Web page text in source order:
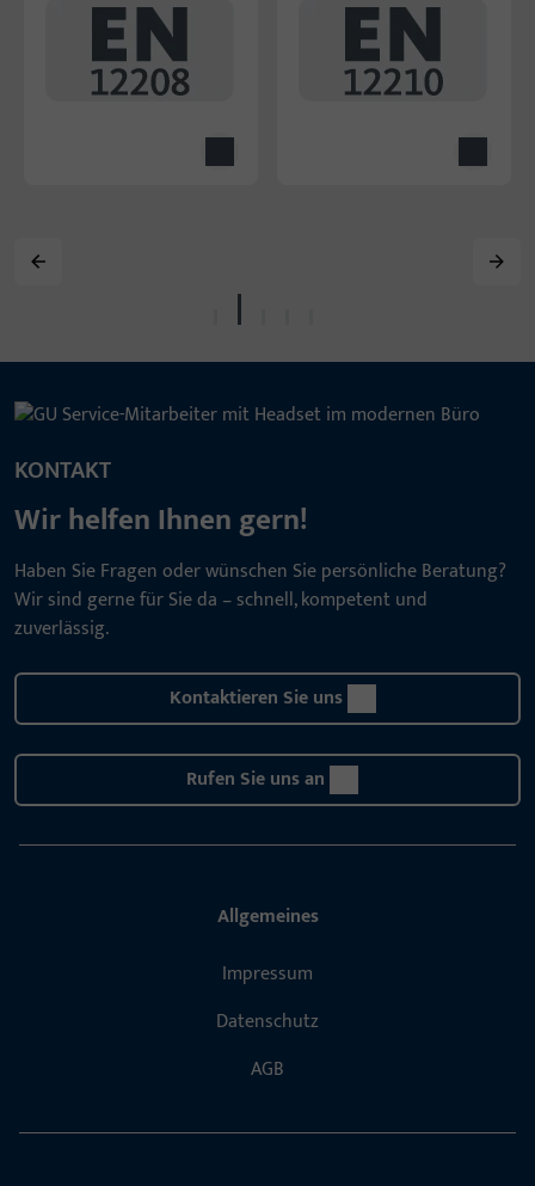
KONTAKT
Wir helfen Ihnen gern!
Haben Sie Fragen oder wünschen Sie persönliche Beratung?
Wir sind gerne für Sie da – schnell, kompetent und
zuverlässig.
Kontaktieren Sie uns
Rufen Sie uns an
Allgemeines
Impressum
Datenschutz
AGB